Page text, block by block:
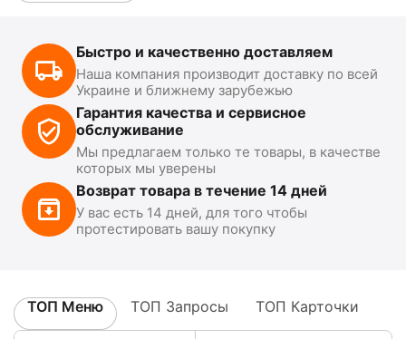
Быстро и качественно доставляем
Наша компания производит доставку по всей
Украине и ближнему зарубежью
Гарантия качества и сервисное
обслуживание
Мы предлагаем только те товары, в качестве
которых мы уверены
Возврат товара в течение 14 дней
У вас есть 14 дней, для того чтобы
протестировать вашу покупку
ТОП Меню ТОП Запросы ТОП Карточки